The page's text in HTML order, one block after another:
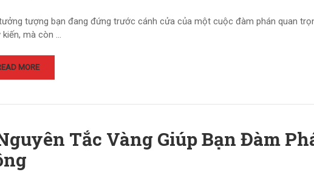
tượng bạn đang đứng trước cánh cửa của một cuộc đàm phán quan
kiến, mà còn …
MORE
Tắc Vàng Giúp Bạn Đàm